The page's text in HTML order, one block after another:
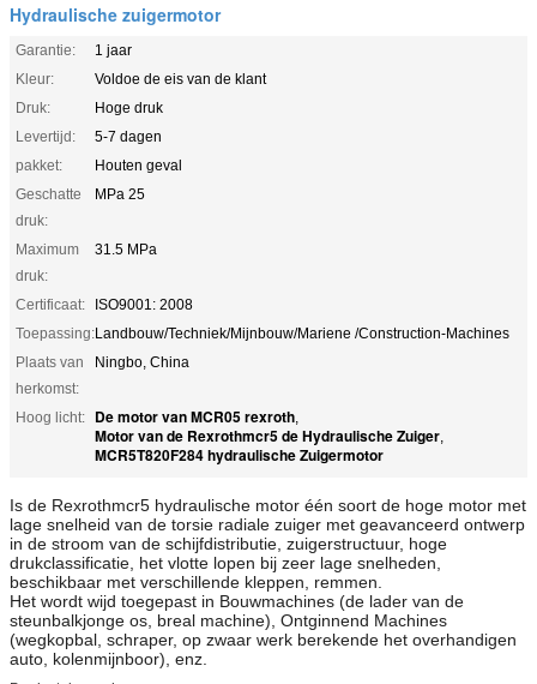
Hydraulische zuigermotor
Garantie:
1 jaar
Kleur:
Voldoe de eis van de klant
Druk:
Hoge druk
Levertijd:
5-7 dagen
pakket:
Houten geval
Geschatte
druk:
MPa 25
Maximum
druk:
31.5 MPa
Certificaat:
ISO9001: 2008
Toepassing:Landbouw/Techniek/Mijnbouw/Mariene /Construction-Machines
Plaats van
herkomst:
Ningbo, China
Hoog licht: De motor van MCR05 rexroth,
Motor van de Rexrothmcr5 de Hydraulische Zuiger,
MCR5T820F284 hydraulische Zuigermotor
Is de Rexrothmcr5 hydraulische motor één soort de hoge motor met
lage snelheid van de torsie radiale zuiger met geavanceerd ontwerp
in de stroom van de schijfdistributie, zuigerstructuur, hoge
drukclassificatie, het vlotte lopen bij zeer lage snelheden,
beschikbaar met verschillende kleppen, remmen.
Het wordt wijd toegepast in Bouwmachines (de lader van de
steunbalkjonge os, breal machine), Ontginnend Machines
(wegkopbal, schraper, op zwaar werk berekende het overhandigen
auto, kolenmijnboor), enz.